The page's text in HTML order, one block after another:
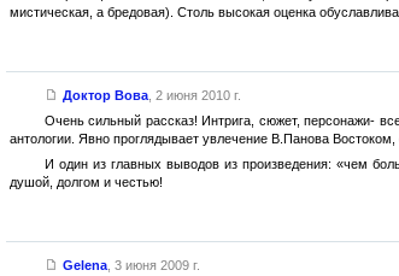
мистическая, а бредовая). Столь высокая оценка
Доктор Вова, 2 июня 2010 г.
Очень сильный рассказ! Интрига, сюжет, персонажи-
антологии. Явно проглядывает увлечение В.Панова
И один из главных выводов из произведения: «чем
душой, долгом и честью!
Gelena, 3 июня 2009 г.